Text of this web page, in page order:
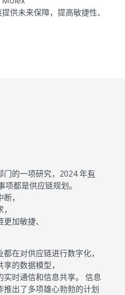
供未来保障，提高敏捷性、
门的一项研究，2024 年有
项都是供应链规划。
，
加敏捷、
在对供应链进行数字化，
的数据模型，
实时通信和信息共享。 信息
推出了多项雄心勃勃的计划